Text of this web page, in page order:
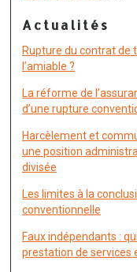
Actualités
Rupture du contrat de
l’amiable ?
La réforme de
d’une rupture
Harcèlement et
une position
divisée
Les limites à la
conventionnelle
Faux indépendants :
prestation de services